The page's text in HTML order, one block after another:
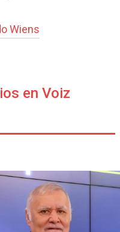
Wiens
en Voiz